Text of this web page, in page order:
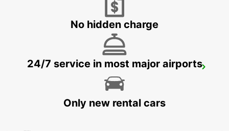
AYIA NAPA
No hidden charge
24/7 service in most major airports
Only new rental cars